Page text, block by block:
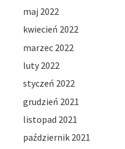
maj 2022
kwiecień 2022
marzec 2022
luty 2022
styczeń 2022
grudzień 2021
listopad 2021
październik 2021